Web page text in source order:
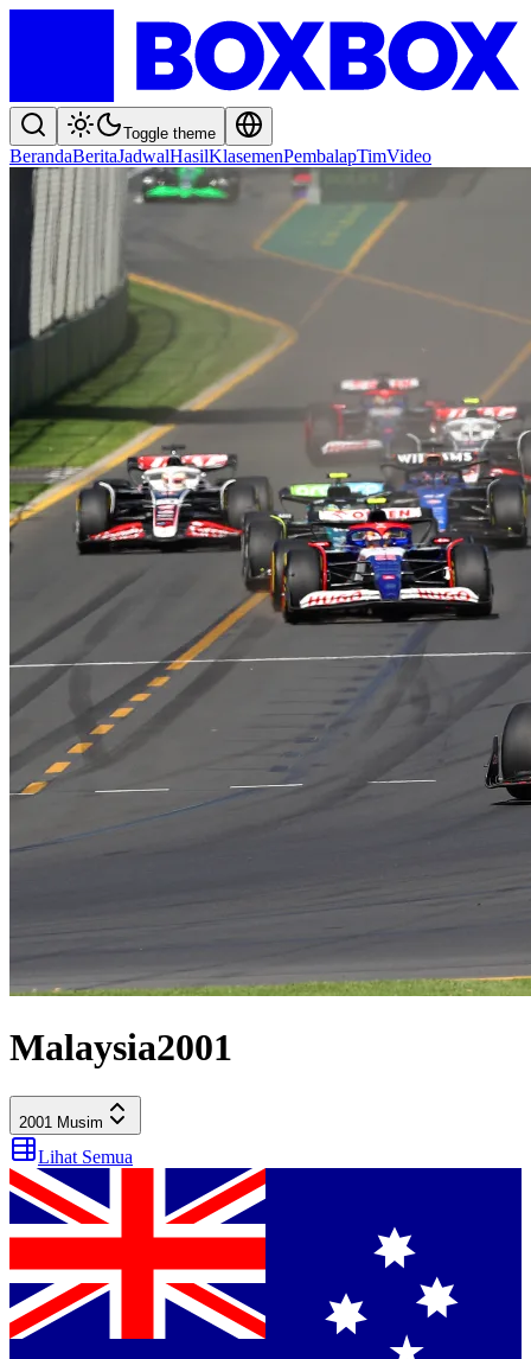
Toggle theme
BerandaBeritaJadwalHasilKlasemenPembalapTimVideo
Malaysia2001
2001 Musim
Lihat Semua